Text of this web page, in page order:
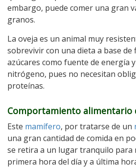
embargo, puede comer una gran
granos.
La oveja es un animal muy
sobrevivir con una dieta a base de
azúcares como fuente de energía
nitrógeno, pues no necesitan
proteínas.
Comportamiento alimentario
Este mamífero, por tratarse de un
una gran cantidad de comida en
se retira a un lugar tranquilo para
primera hora del día y a última